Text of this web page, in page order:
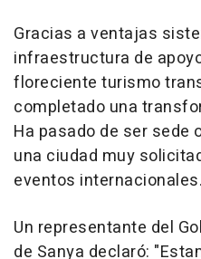
Gracias a ventajas
infraestructura de
floreciente turismo
completado una
Ha pasado de ser sede
una ciudad muy
eventos internacionales.
Un representante del
de Sanya declaró: